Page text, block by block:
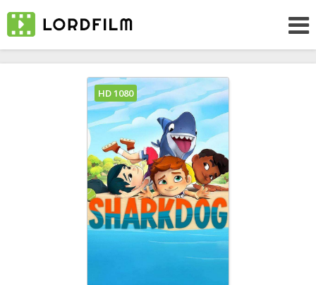
HD 1080